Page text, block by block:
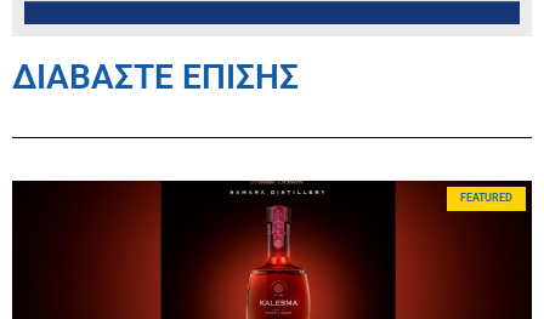
ΔΙΑΒΑΣΤΕ ΕΠΙΣΗΣ
FEATURED